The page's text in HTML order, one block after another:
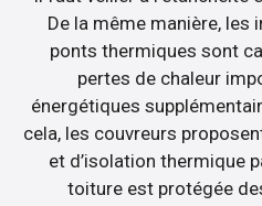
De la même manière, les
ponts thermiques sont
pertes de chaleur
énergétiques
cela, les couvreurs
et d’isolation thermique
toiture est protégée